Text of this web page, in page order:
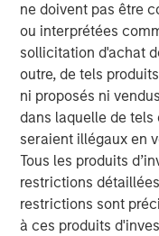
ne doivent pas être
ou interprétées
sollicitation d'achat
outre, de tels
ni proposés ni
dans laquelle de
seraient illégaux en
Tous les produits
restrictions
restrictions sont
à ces produits
“Our innovative
in the market to
environmental and
batteries over
demonstrated.
technology, we are
of reliability, power,
significantly more
other battery
term strategic and